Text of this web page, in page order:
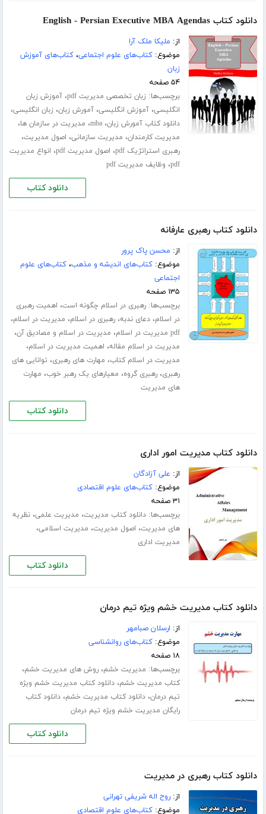
دانلود کتاب English - Persian Executive MBA Agendas
از: ملیکا ملک آرا
موضوع:کتاب‌های علوم اجتماعی،کتاب‌های آموزش
زبان
۵۴ صفحه
برچسب‌ها: زبان تخصصی مدیریت pdf ،آموزش زبان
انگلیسی،آموزش انگلیسی،آمورش زبان، زبان انگلیسی،
دانلود کتاب آمورش زبان،mba، مدیریت در سازمان ها،
مدیریت کارمندان، مدیریت سازمانی، اصول مدیریت،
رهبری استراتژیک pdf ، اصول مدیریت pdf ، انواع مدیریت
pdf، وظایف مدیریت pdf
دانلود کتاب
دانلود کتاب رهبری عارفانه
از: محسن پاک پرور
موضوع:کتاب‌های اندیشه و مذهب،کتاب‌های علوم
اجتماعی
۱۳۵ صفحه
برچسب‌ها:رهبری در اسلام چگونه است، اهمیت رهبری
در اسلام،دعای ندبه،رهبری در اسلام، مدیریت در اسلام،
pdf مدیریت در اسلام ، مدیریت در اسلام و مصادیق آن،
مدیریت در اسلام مقاله، اهمیت مدیریت در اسلام،
مدیریت در اسلام کتاب، مهارت های رهبری، توانایی های
رهبری،رهبری گروه، معیارهای یک رهبر خوب، مهارت
های مدیریت
دانلود کتاب
دانلود کتاب مدیریت امور اداری
از: علی آزادگان
موضوع:کتاب‌های علوم اقتصادی
۳۱ صفحه
برچسب‌ها:دانلود کتاب مدیریت، مدیریت علمی،نظریه
های مدیریت، اصول مدیریت، مدیریت اسلامی،
مدیریت اداری
دانلود کتاب
دانلود کتاب مدیریت خشم ویژه تیم درمان
از: ارسلان صبامهر
موضوع:کتاب‌های روانشناسی
۱۸ صفحه
برچسب‌ها: مدیریت خشم،روش های مدیریت خشم،
کتاب مدیریت خشم،دانلود کتاب مدیریت خشم ویژه
تیم درمان،دانلود کتاب مدیریت خشم،دانلود کتاب
رایگان مدیریت خشم ویژه تیم درمان
دانلود کتاب
دانلود کتاب رهبری در مدیریت
از:روح اله شریفی تهرانی
موضوع:کتاب‌های علوم اقتصادی